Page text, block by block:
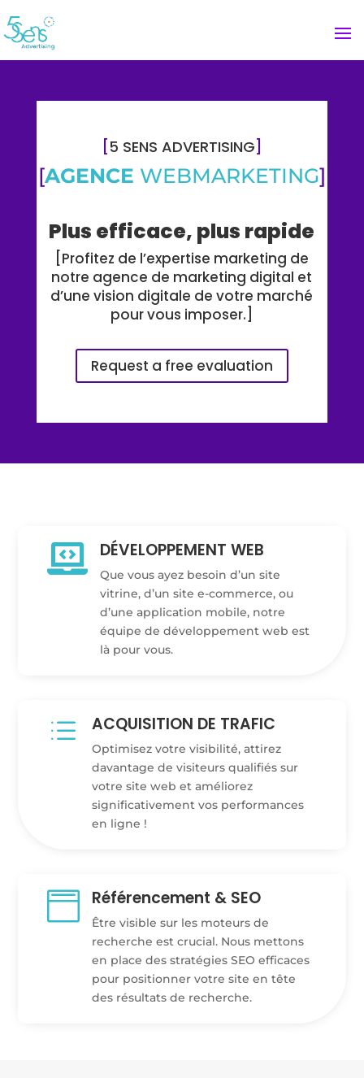
[5 SENS ADVERTISING]
[AGENCE WEBMARKETING]
Plus efficace, plus rapide
Profitez de l’expertise marketing de
notre agence de marketing digital et
d’une vision digitale de votre marché
pour vous imposer.
Request a free evaluation
 DÉVELOPPEMENT WEB
Que vous ayez besoin d’un site
vitrine, d’un site e-commerce, ou
d’une application mobile, notre
équipe de développement web est
là pour vous.
d ACQUISITION DE TRAFIC
Optimisez votre visibilité, attirez
davantage de visiteurs qualifiés sur
votre site web et améliorez
significativement vos performances
en ligne !
 Référencement & SEO
Être visible sur les moteurs de
recherche est crucial. Nous mettons
en place des stratégies SEO efficaces
pour positionner votre site en tête
des résultats de recherche.